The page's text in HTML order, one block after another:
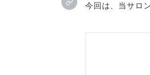
今回は、当サロ